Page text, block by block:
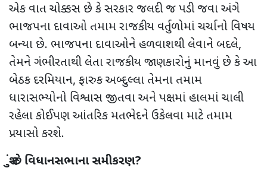
એક વાત ચોક્કસ છે કે સરકાર જલદી જ પડી જવા અંગે
ભાજપના દાવાઓ તમામ રાજકીય વર્તુળોમાં ચર્ચાનો વિષય
બન્યા છે. ભાજપના દાવાઓને હળવાશથી લેવાને બદલે,
તેમને ગંભીરતાથી લેતા રાજકીય જાણકારોનું માનવું છે કે આ
બેઠક દરમિયાન, ફારુક અબ્દુલ્લા તેમના તમામ
ધારાસભ્યોનો વિશ્વાસ જીતવા અને પક્ષમાં હાલમાં ચાલી
રહેલા કોઈપણ આંતરિક મતભેદને ઉકેલવા માટે તમામ
પ્રયાસો કરશે.
શું છે વિધાનસભાના સમીકરણ?